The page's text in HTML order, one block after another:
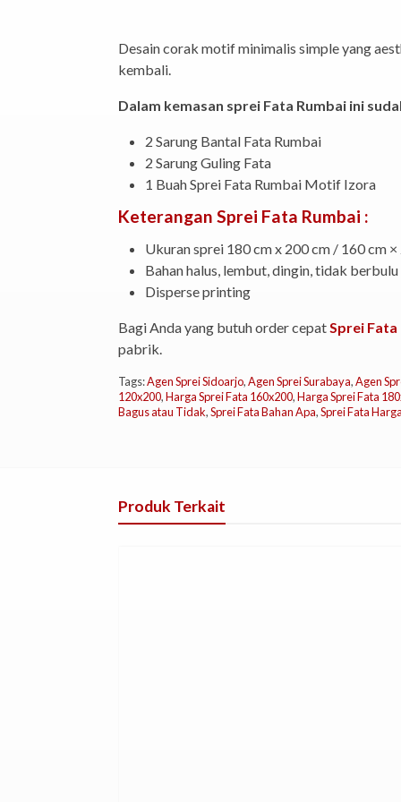
Desain corak motif minimalis simple yang
kembali.
Dalam kemasan sprei Fata Rumbai ini
2 Sarung Bantal Fata Rumbai
2 Sarung Guling Fata
1 Buah Sprei Fata Rumbai Motif Izora
Keterangan Sprei Fata Rumbai :
Ukuran sprei 180 cm x 200 cm / 160 cm
Bahan halus, lembut, dingin, tidak
Disperse printing
Bagi Anda yang butuh order cepatSprei Fata
pabrik.
Tags:Agen Sprei Sidoarjo,Agen Sprei Surabaya,Agen
120x200,Harga Sprei Fata 160x200,Harga Sprei Fata
Bagus atau Tidak,Sprei Fata Bahan Apa,Sprei Fata
Produk Terkait